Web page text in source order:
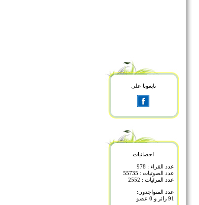
تابعونا على
احصائيات
عدد القراء : 978
عدد الصوتيات : 55735
عدد المرئيات : 2552
عدد المتواجدون:
91 زائر و 0 عضو